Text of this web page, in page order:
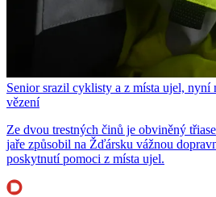
Senior srazil cyklisty a z místa ujel, nyní
vězení
Ze dvou trestných činů je obviněný
jaře způsobil na Žďársku vážnou
poskytnutí pomoci z místa ujel.